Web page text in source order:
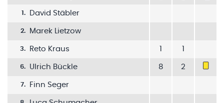
1. David Stäbler
2. Marek Lietzow
3. Reto Kraus
6. Ulrich Bückle 8 2
7. Finn Seger